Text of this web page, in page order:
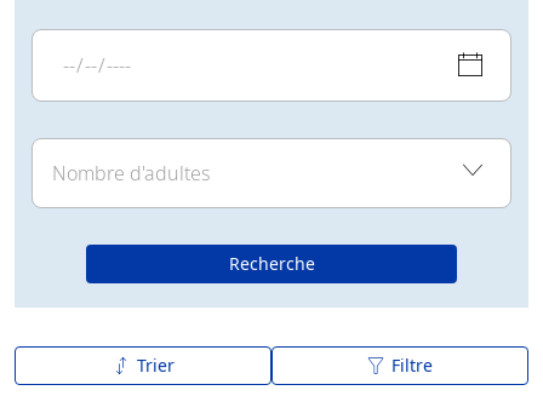
Recherche
Trier Filtre
De A à Z